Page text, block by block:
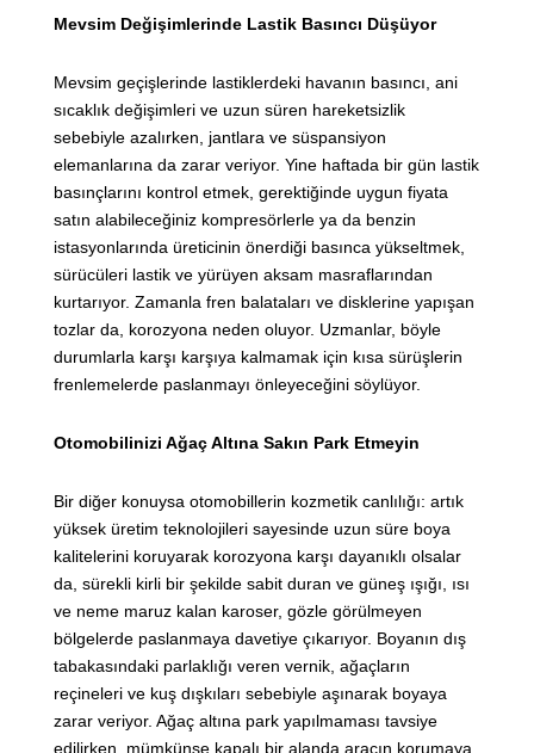
Mevsim Değişimlerinde Lastik Basıncı Düşüyor
Mevsim geçişlerinde lastiklerdeki havanın basıncı, ani
sıcaklık değişimleri ve uzun süren hareketsizlik
sebebiyle azalırken, jantlara ve süspansiyon
elemanlarına da zarar veriyor. Yine haftada bir gün lastik
basınçlarını kontrol etmek, gerektiğinde uygun fiyata
satın alabileceğiniz kompresörlerle ya da benzin
istasyonlarında üreticinin önerdiği basınca yükseltmek,
sürücüleri lastik ve yürüyen aksam masraflarından
kurtarıyor. Zamanla fren balataları ve disklerine yapışan
tozlar da, korozyona neden oluyor. Uzmanlar, böyle
durumlarla karşı karşıya kalmamak için kısa sürüşlerin
frenlemelerde paslanmayı önleyeceğini söylüyor.
Otomobilinizi Ağaç Altına Sakın Park Etmeyin
Bir diğer konuysa otomobillerin kozmetik canlılığı: artık
yüksek üretim teknolojileri sayesinde uzun süre boya
kalitelerini koruyarak korozyona karşı dayanıklı olsalar
da, sürekli kirli bir şekilde sabit duran ve güneş ışığı, ısı
ve neme maruz kalan karoser, gözle görülmeyen
bölgelerde paslanmaya davetiye çıkarıyor. Boyanın dış
tabakasındaki parlaklığı veren vernik, ağaçların
reçineleri ve kuş dışkıları sebebiyle aşınarak boyaya
zarar veriyor. Ağaç altına park yapılmaması tavsiye
edilirken, mümkünse kapalı bir alanda aracın korumaya